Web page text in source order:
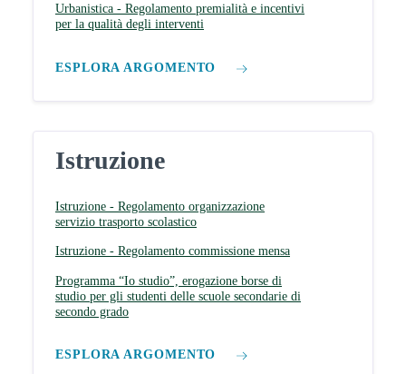
Urbanistica - Regolamento premialità e incentivi
per la qualità degli interventi
ESPLORA ARGOMENTO
Istruzione
Istruzione - Regolamento organizzazione
servizio trasporto scolastico
Istruzione - Regolamento commissione mensa
Programma “Io studio”, erogazione borse di
studio per gli studenti delle scuole secondarie di
secondo grado
ESPLORA ARGOMENTO